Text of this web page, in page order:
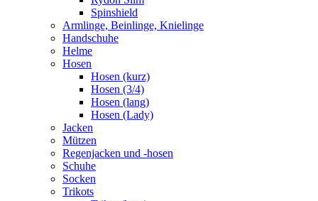
Spinshield
Armlinge, Beinlinge, Knielinge
Handschuhe
Helme
Hosen
Hosen (kurz)
Hosen (3/4)
Hosen (lang)
Hosen (Lady)
Jacken
Mützen
Regenjacken und -hosen
Schuhe
Socken
Trikots